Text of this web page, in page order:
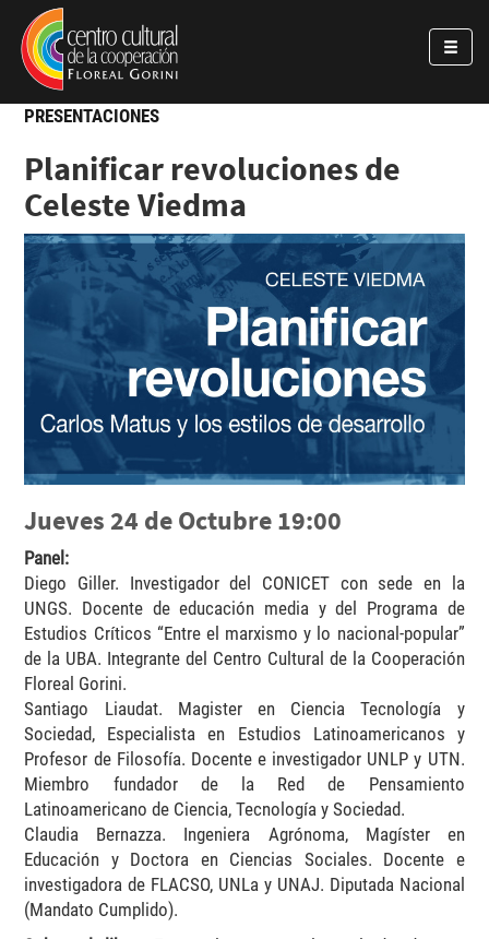
Pasar al contenido principal
Jump to main content
PRESENTACIONES
Planificar revoluciones de
Celeste Viedma
Jueves 24 de Octubre 19:00
Panel:
Diego Giller. Investigador del CONICET con sede en la
UNGS. Docente de educación media y del Programa de
Estudios Críticos “Entre el marxismo y lo nacional-popular”
de la UBA. Integrante del Centro Cultural de la Cooperación
Floreal Gorini.
Santiago Liaudat. Magister en Ciencia Tecnología y
Sociedad, Especialista en Estudios Latinoamericanos y
Profesor de Filosofía. Docente e investigador UNLP y UTN.
Miembro fundador de la Red de Pensamiento
Latinoamericano de Ciencia, Tecnología y Sociedad.
Claudia Bernazza. Ingeniera Agrónoma, Magíster en
Educación y Doctora en Ciencias Sociales. Docente e
investigadora de FLACSO, UNLa y UNAJ. Diputada Nacional
(Mandato Cumplido).